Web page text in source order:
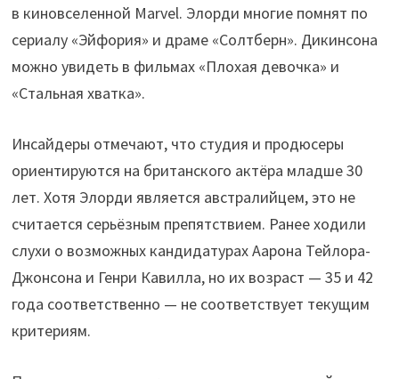
в киновселенной Marvel. Элорди многие помнят по
сериалу «Эйфория» и драме «Солтберн». Дикинсона
можно увидеть в фильмах «Плохая девочка» и
«Стальная хватка».
Инсайдеры отмечают, что студия и продюсеры
ориентируются на британского актёра младше 30
лет. Хотя Элорди является австралийцем, это не
считается серьёзным препятствием. Ранее ходили
слухи о возможных кандидатурах Аарона Тейлора-
Джонсона и Генри Кавилла, но их возраст — 35 и 42
года соответственно — не соответствует текущим
критериям.